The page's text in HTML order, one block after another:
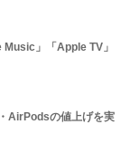
」「Apple TV」
AirPodsの値上げを実